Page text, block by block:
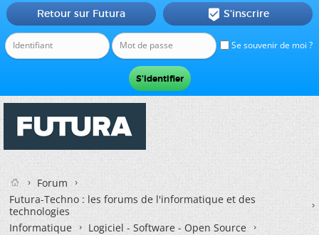
Se souvenir de moi ?
Retour sur Futura  S'inscrire
Forum
Futura-Techno : les forums de l'informatique et des
technologies
Informatique
Logiciel - Software - Open Source